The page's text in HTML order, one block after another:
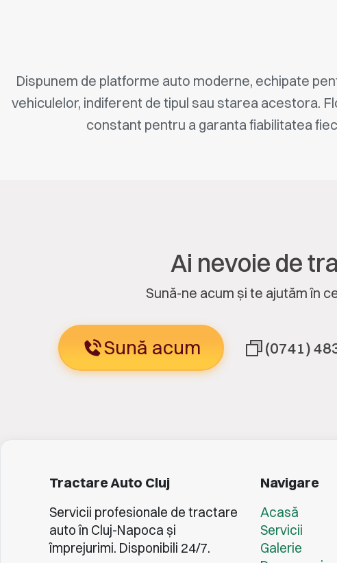
Dispunem de platforme auto moderne, echipate
vehiculelor, indiferent de tipul sau starea acestora.
constant pentru a garanta fiabilitatea
Ai nevoie de
Sună-ne acum și te ajutăm în
Sună acum (0741)
Tractare Auto Cluj
Servicii profesionale de tractare
auto în Cluj-Napoca și
împrejurimi. Disponibili 24/7.
Navigare
Acasă
Servicii
Galerie